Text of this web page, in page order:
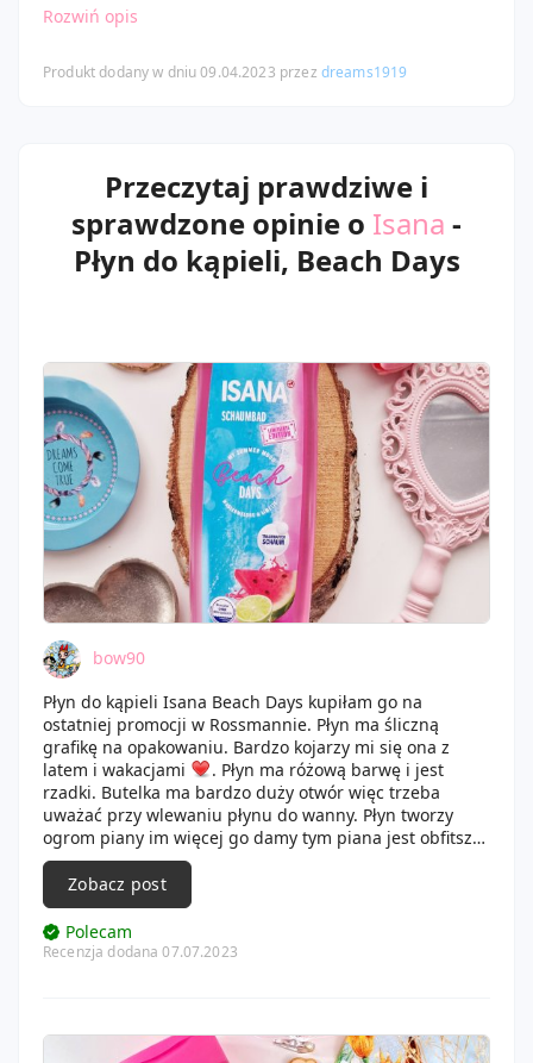
Rozwiń opis
Produkt dodany w dniu 09.04.2023 przez dreams1919
Przeczytaj prawdziwe i
sprawdzone opinie o Isana -
Płyn do kąpieli, Beach Days
bow90
Płyn do kąpieli Isana Beach Days kupiłam go na
ostatniej promocji w Rossmannie. Płyn ma śliczną
grafikę na opakowaniu. Bardzo kojarzy mi się ona z
latem i wakacjami
. Płyn ma różową barwę i jest
rzadki. Butelka ma bardzo duży otwór więc trzeba
uważać przy wlewaniu płynu do wanny. Płyn tworzy
ogrom piany im więcej go damy tym piana jest obfitsza.
Bardzo ładnie pachnie a zapach wyczuwalny jest w
całej łazience. Nie wysusza skóry oraz nie zostawia
osadu na wannie.
Zobacz post
Polecam
Recenzja dodana 07.07.2023